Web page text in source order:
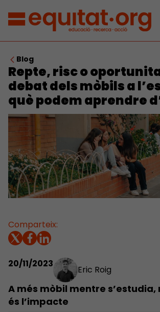
Blog
Repte, risc o
debat dels mòbils a
què podem aprendre
Comparteix:
20/11/2023
Eric Roig
A més mòbil mentre
és l’impacte